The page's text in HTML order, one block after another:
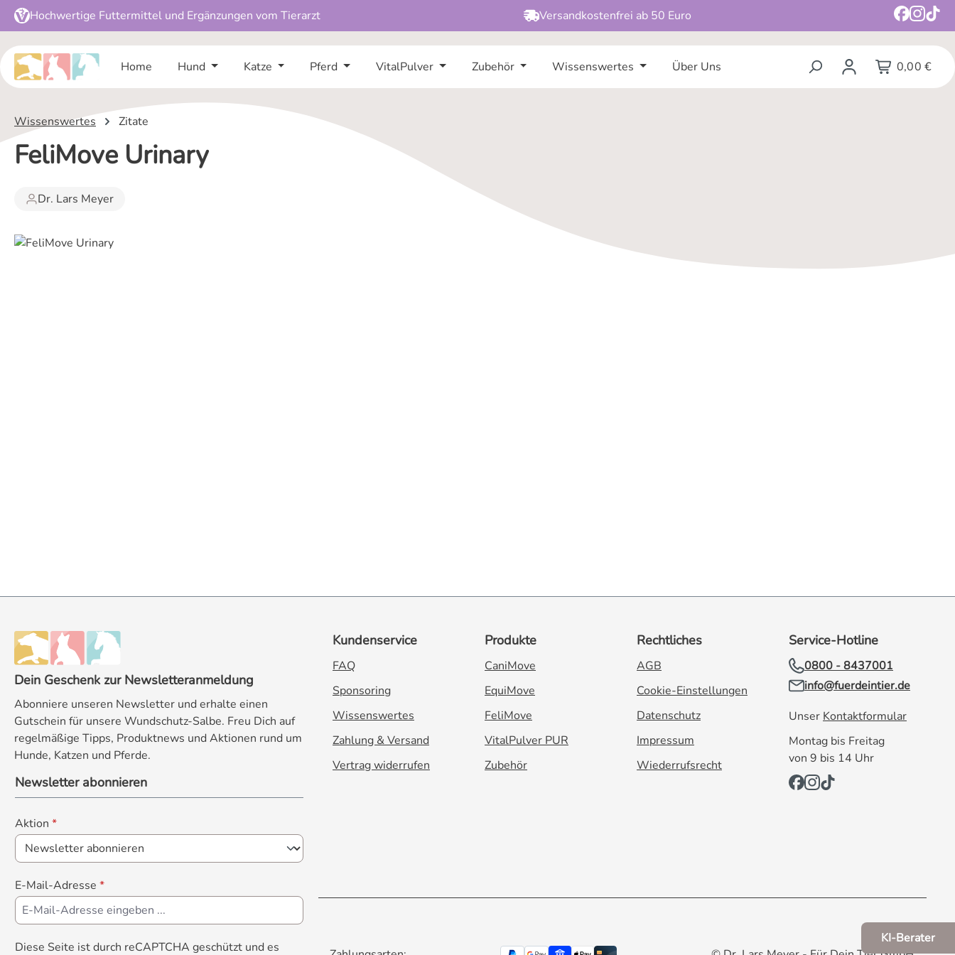
Hauptinhalt springen
Zur Suche springen
Zur Hauptnavigation springen
Hochwertige Futtermittel und Ergänzungen vom Tierarzt Versandkostenfrei ab 50 Euro
Home Hund Katze Pferd VitalPulver Zubehör Wissenswertes Über Uns 0,00 €
Wissenswertes Zitate
FeliMove Urinary
Dr. Lars Meyer
Dein Geschenk zur Newsletteranmeldung
Abonniere unseren Newsletter und erhalte einen
Gutschein für unsere Wundschutz-Salbe. Freu Dich auf
regelmäßige Tipps, Produktnews und Aktionen rund um
Hunde, Katzen und Pferde.
Newsletter abonnieren
Aktion *
E-Mail-Adresse *
Diese Seite ist durch reCAPTCHA geschützt und es
Kundenservice
FAQ
Sponsoring
Wissenswertes
Zahlung & Versand
Vertrag widerrufen
Produkte
CaniMove
EquiMove
FeliMove
VitalPulver PUR
Zubehör
Rechtliches
AGB
Cookie-Einstellungen
Datenschutz
Impressum
Wiederrufsrecht
Service-Hotline
0800 - 8437001
info@fuerdeintier.de
Unser Kontaktformular
Montag bis Freitag
von 9 bis 14 Uhr
KI-Berater